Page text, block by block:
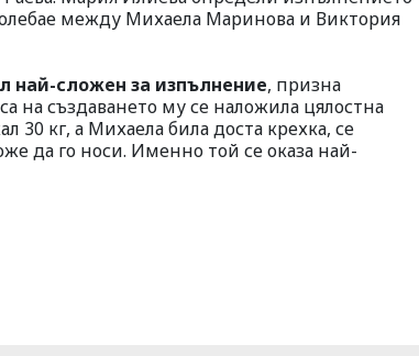
между Михаела Маринова и Виктория
най-сложен за изпълнение, призна
на създаването му се наложила цялостна
30 кг, а Михаела била доста крехка, се
да го носи. Именно той се оказа най-